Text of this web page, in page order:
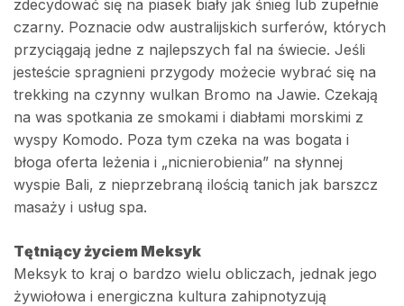
zdecydować się na piasek biały jak śnieg lub zupełnie
czarny. Poznacie odw australijskich surferów, których
przyciągają jedne z najlepszych fal na świecie. Jeśli
jesteście spragnieni przygody możecie wybrać się na
trekking na czynny wulkan Bromo na Jawie. Czekają
na was spotkania ze smokami i diabłami morskimi z
wyspy Komodo. Poza tym czeka na was bogata i
błoga oferta leżenia i „nicnierobienia” na słynnej
wyspie Bali, z nieprzebraną ilością tanich jak barszcz
masaży i usług spa.
Tętniący życiem Meksyk
Meksyk to kraj o bardzo wielu obliczach, jednak jego
żywiołowa i energiczna kultura zahipnotyzują